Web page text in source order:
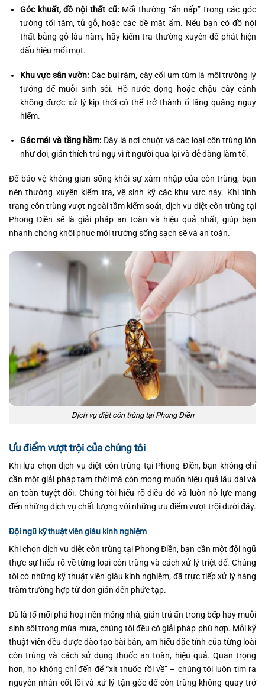
Góc khuất, đồ nội thất cũ: Mối thường “ẩn nấp” trong các góc
tường tối tăm, tủ gỗ, hoặc các bề mặt ẩm. Nếu bạn có đồ nội
thất bằng gỗ lâu năm, hãy kiểm tra thường xuyên để phát hiện
dấu hiệu mối mọt.
Khu vực sân vườn:Các bụi rậm, cây cối um tùm là môi trường lý
tưởng để muỗi sinh sôi. Hồ nước đọng hoặc chậu cây cảnh
không được xử lý kịp thời có thể trở thành ổ lăng quăng nguy
hiểm.
Gác mái và tầng hầm: Đây là nơi chuột và các loại côn trùng lớn
như dơi, gián thích trú ngụ vì ít người qua lại và dễ dàng làm tổ.
Để bảo vệ không gian sống khỏi sự xâm nhập của côn trùng, bạn
nên thường xuyên kiểm tra, vệ sinh kỹ các khu vực này. Khi tình
trạng côn trùng vượt ngoài tầm kiểm soát, dịch vụ diệt côn trùng tại
Phong Điền sẽ là giải pháp an toàn và hiệu quả nhất, giúp bạn
nhanh chóng khôi phục môi trường sống sạch sẽ và an toàn.
Dịch vụ diệt côn trùng tại Phong Điền
Ưu điểm vượt trội của chúng tôi
Khi lựa chọn dịch vụ diệt côn trùng tại Phong Điền, bạn không chỉ
cần một giải pháp tạm thời mà còn mong muốn hiệu quả lâu dài và
an toàn tuyệt đối. Chúng tôi hiểu rõ điều đó và luôn nỗ lực mang
đến những dịch vụ chất lượng với những ưu điểm vượt trội dưới đây.
Đội ngũ kỹ thuật viên giàu kinh nghiệm
Khi chọn dịch vụ diệt côn trùng tại Phong Điền, bạn cần một đội ngũ
thực sự hiểu rõ về từng loại côn trùng và cách xử lý triệt để. Chúng
tôi có những kỹ thuật viên giàu kinh nghiệm, đã trực tiếp xử lý hàng
trăm trường hợp từ đơn giản đến phức tạp.
Dù là tổ mối phá hoại nền móng nhà, gián trú ẩn trong bếp hay muỗi
sinh sôi trong mùa mưa, chúng tôi đều có giải pháp phù hợp. Mỗi kỹ
thuật viên đều được đào tạo bài bản, am hiểu đặc tính của từng loài
côn trùng và cách sử dụng thuốc an toàn, hiệu quả. Quan trọng
hơn, họ không chỉ đến để “xịt thuốc rồi về” – chúng tôi luôn tìm ra
nguyên nhân cốt lõi và xử lý tận gốc để côn trùng không quay trở